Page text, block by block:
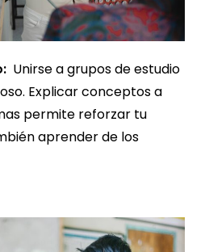
Unirse a grupos de estudio
Explicar conceptos a
permite reforzar tu
aprender de los